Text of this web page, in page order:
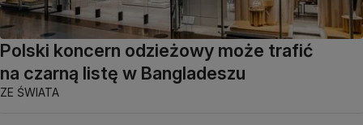
Polski koncern odzieżowy może trafić
na czarną listę w Bangladeszu
ZE ŚWIATA